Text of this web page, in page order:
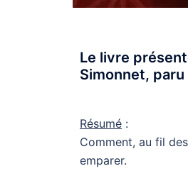
Le livre
Simonnet,
Résumé :
Comment, au fil
emparer.